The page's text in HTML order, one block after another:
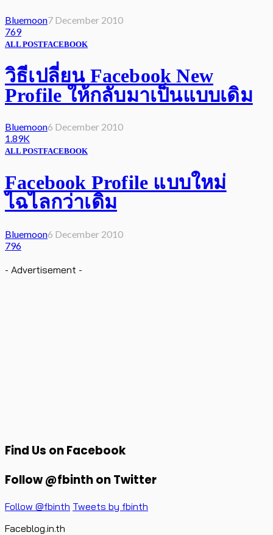
Bluemoon7 December 2010
769
ALL POSTFACEBOOK
วิธีเปลี่ยน Facebook New
Profile ให้กลับมาเป็นแบบเดิม
Bluemoon6 December 2010
1.89K
ALL POSTFACEBOOK
Facebook Profile แบบใหม่
ไฉไลกว่าเดิม
Bluemoon6 December 2010
796
- Advertisement -
Find Us on Facebook
Follow @fbinth on Twitter
Follow @fbinth Tweets by fbinth
Faceblog.in.th